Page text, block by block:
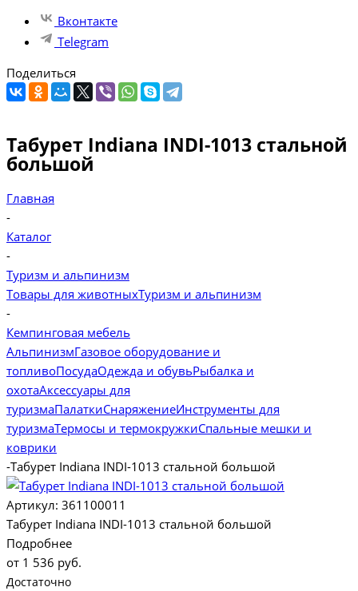
Вконтакте
Telegram
Поделиться
Табурет Indiana INDI-1013 стальной
большой
Главная
-
Каталог
-
Туризм и альпинизм
Товары для животныхТуризм и альпинизм
-
Кемпинговая мебель
АльпинизмГазовое оборудование и
топливоПосудаОдежда и обувьРыбалка и
охотаАксессуары для
туризмаПалаткиСнаряжениеИнструменты для
туризмаТермосы и термокружкиСпальные мешки и
коврики
-Табурет Indiana INDI-1013 стальной большой
Артикул: 361100011
Табурет Indiana INDI-1013 стальной большой
Подробнее
от 1 536 руб.
Достаточно